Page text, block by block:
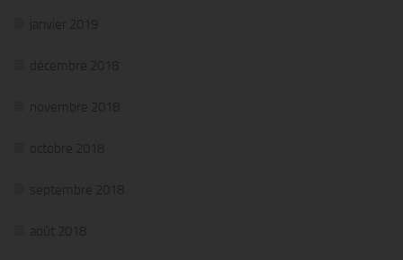
janvier 2019
décembre 2018
novembre 2018
octobre 2018
septembre 2018
août 2018